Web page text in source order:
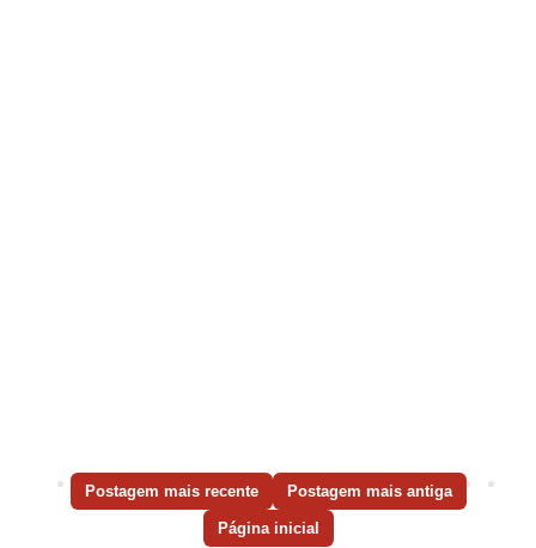
Postagem mais recente Postagem mais antiga
Página inicial